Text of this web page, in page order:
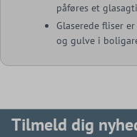
påføres et
Glaserede fliser
og gulve i
Tilmeld dig